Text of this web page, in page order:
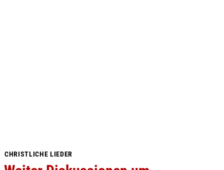
CHRISTLICHE LIEDER